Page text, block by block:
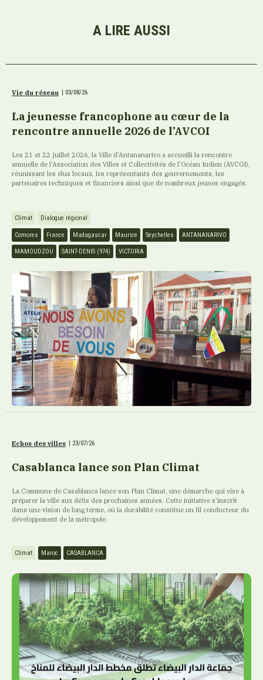
A LIRE AUSSI
Vie du réseau | 03/08/26
La jeunesse francophone au cœur de la
rencontre annuelle 2026 de l’AVCOI
Les 21 et 22 juillet 2026, la Ville d’Antananarivo a accueilli la rencontre
annuelle de l’Association des Villes et Collectivités de l’Océan Indien (AVCOI),
réunissant les élus locaux, les représentants des gouvernements, les
partenaires techniques et financiers ainsi que de nombreux jeunes engagés.
Climat Dialogue régional
Comores France Madagascar Maurice Seychelles ANTANANARIVO
MAMOUDZOU SAINT-DENIS (974) VICTORIA
Echos des villes | 23/07/26
Casablanca lance son Plan Climat
La Commune de Casablanca lance son Plan Climat, une démarche qui vise à
préparer la ville aux défis des prochaines années. Cette initiative s’inscrit
dans une vision de long terme, où la durabilité constitue un fil conducteur du
développement de la métropole.
Climat Maroc CASABLANCA